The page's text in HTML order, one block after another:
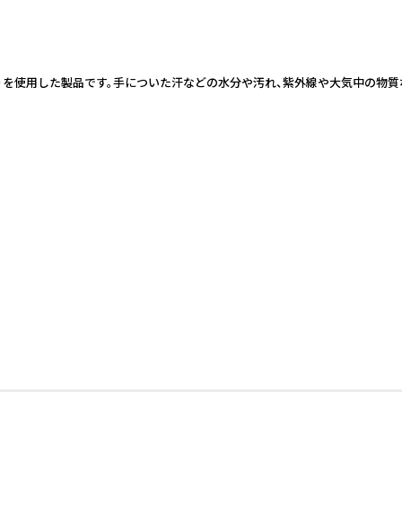
した製品です。手についた汗などの水分や汚れ、紫外線や大気